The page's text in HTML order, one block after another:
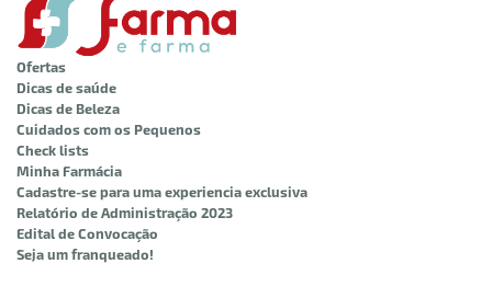
Ofertas
Dicas de saúde
Dicas de Beleza
Cuidados com os Pequenos
Check lists
Minha Farmácia
Cadastre-se para uma experiencia exclusiva
Relatório de Administração 2023
Edital de Convocação
Seja um franqueado!